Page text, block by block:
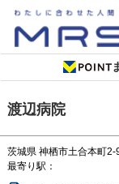
渡辺病院
茨城県 神栖市土合本町
最寄り駅：